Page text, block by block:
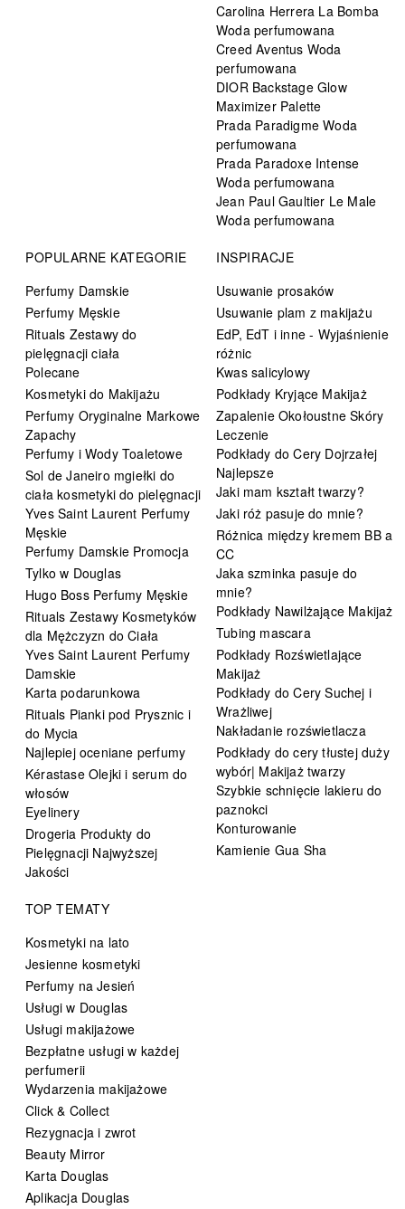
Carolina Herrera La Bomba
Woda perfumowana
Creed Aventus Woda
perfumowana
DIOR Backstage Glow
Maximizer Palette
Prada Paradigme Woda
perfumowana
Prada Paradoxe Intense
Woda perfumowana
Jean Paul Gaultier Le Male
Woda perfumowana
POPULARNE KATEGORIE
Perfumy Damskie
Perfumy Męskie
Rituals Zestawy do
pielęgnacji ciała
Polecane
Kosmetyki do Makijażu
Perfumy Oryginalne Markowe
Zapachy
Perfumy i Wody Toaletowe
Sol de Janeiro mgiełki do
ciała kosmetyki do pielęgnacji
Yves Saint Laurent Perfumy
Męskie
Perfumy Damskie Promocja
Tylko w Douglas
Hugo Boss Perfumy Męskie
Rituals Zestawy Kosmetyków
dla Mężczyzn do Ciała
Yves Saint Laurent Perfumy
Damskie
Karta podarunkowa
Rituals Pianki pod Prysznic i
do Mycia
Najlepiej oceniane perfumy
Kérastase Olejki i serum do
włosów
Eyelinery
Drogeria Produkty do
Pielęgnacji Najwyższej
Jakości
INSPIRACJE
Usuwanie prosaków
Usuwanie plam z makijażu
EdP, EdT i inne - Wyjaśnienie
różnic
Kwas salicylowy
Podkłady Kryjące Makijaż
Zapalenie Okołoustne Skóry
Leczenie
Podkłady do Cery Dojrzałej
Najlepsze
Jaki mam kształt twarzy?
Jaki róż pasuje do mnie?
Różnica między kremem BB a
CC
Jaka szminka pasuje do
mnie?
Podkłady Nawilżające Makijaż
Tubing mascara
Podkłady Rozświetlające
Makijaż
Podkłady do Cery Suchej i
Wrażliwej
Nakładanie rozświetlacza
Podkłady do cery tłustej duży
wybór| Makijaż twarzy
Szybkie schnięcie lakieru do
paznokci
Konturowanie
Kamienie Gua Sha
TOP TEMATY
Kosmetyki na lato
Jesienne kosmetyki
Perfumy na Jesień
Usługi w Douglas
Usługi makijażowe
Bezpłatne usługi w każdej
perfumerii
Wydarzenia makijażowe
Click & Collect
Rezygnacja i zwrot
Beauty Mirror
Karta Douglas
Aplikacja Douglas